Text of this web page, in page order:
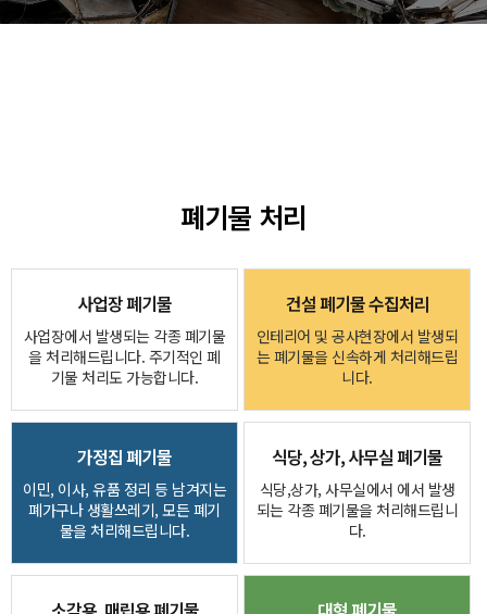
폐기물 처리
사업장 폐기물
사업장에서 발생되는 각종 폐기물
을 처리해드립니다. 주기적인 폐
기물 처리도 가능합니다.
건설 폐기물 수집처리
인테리어 및 공사현장에서 발생되
는 폐기물을 신속하게 처리해드립
니다.
가정집 폐기물
이민, 이사, 유품 정리 등 남겨지는
폐가구나 생활쓰레기, 모든 폐기
물을 처리해드립니다.
식당, 상가, 사무실 폐기물
식당,상가, 사무실에서 에서 발생
되는 각종 폐기물을 처리해드립니
다.